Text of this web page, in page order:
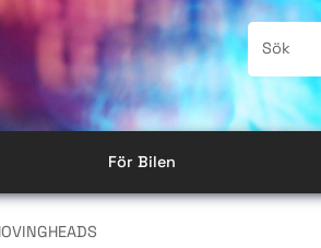
För Bilen